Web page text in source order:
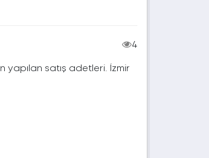
4
yapılan satış adetleri. İzmir